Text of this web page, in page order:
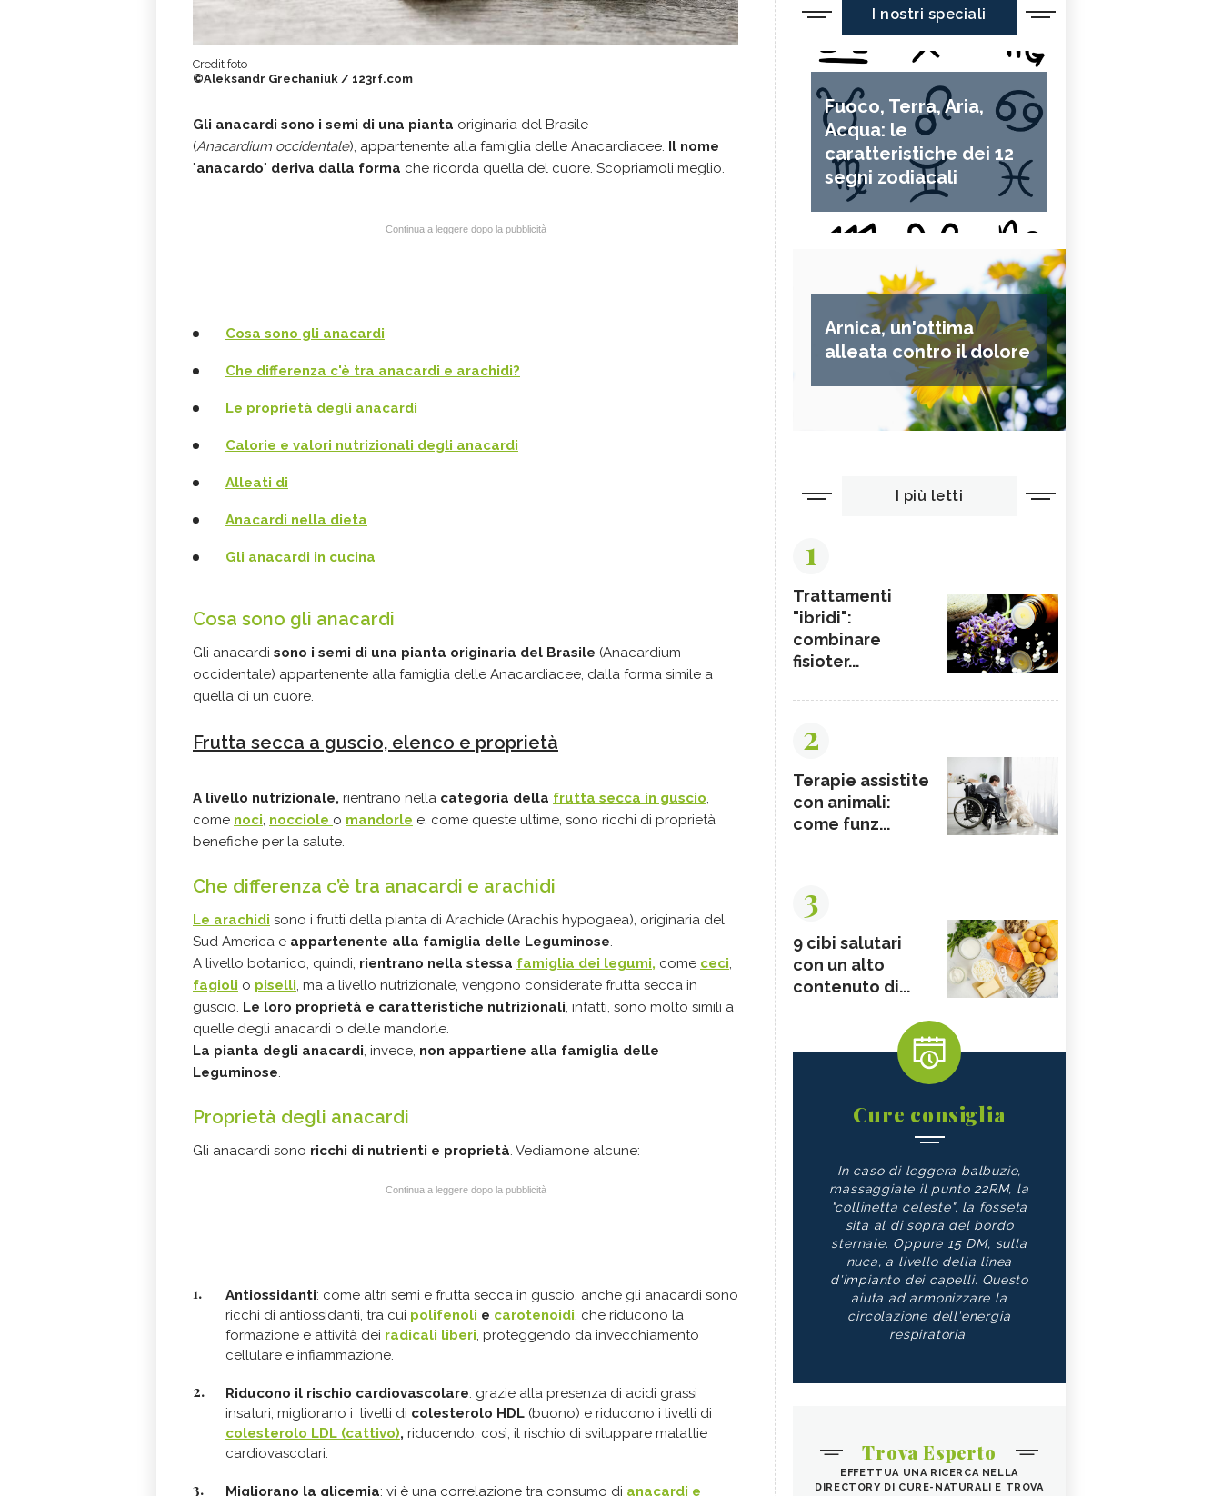
Credit foto
©Aleksandr Grechaniuk / 123rf.com
Gli anacardi sono i semi di una pianta originaria del Brasile
(Anacardium occidentale), appartenente alla famiglia delle Anacardiacee. Il nome
"anacardo" deriva dalla forma che ricorda quella del cuore. Scopriamoli meglio.
Continua a leggere dopo la pubblicità
Cosa sono gli anacardi
Che differenza c'è tra anacardi e arachidi?
Le proprietà degli anacardi
Calorie e valori nutrizionali degli anacardi
Alleati di
Anacardi nella dieta
Gli anacardi in cucina
Cosa sono gli anacardi
Gli anacardi sono i semi di una pianta originaria del Brasile (Anacardium
occidentale) appartenente alla famiglia delle Anacardiacee, dalla forma simile a
quella di un cuore.
Frutta secca a guscio, elenco e proprietà
A livello nutrizionale, rientrano nella categoria della frutta secca in guscio,
come noci, nocciole o mandorle e, come queste ultime, sono ricchi di proprietà
benefiche per la salute.
Che differenza c’è tra anacardi e arachidi
Le arachidi sono i frutti della pianta di Arachide (Arachis hypogaea), originaria del
Sud America e appartenente alla famiglia delle Leguminose.
A livello botanico, quindi, rientrano nella stessa famiglia dei legumi, come ceci,
fagioli o piselli, ma a livello nutrizionale, vengono considerate frutta secca in
guscio. Le loro proprietà e caratteristiche nutrizionali, infatti, sono molto simili a
quelle degli anacardi o delle mandorle.
La pianta degli anacardi, invece, non appartiene alla famiglia delle
Leguminose.
Proprietà degli anacardi
Gli anacardi sono ricchi di nutrienti e proprietà. Vediamone alcune:
Continua a leggere dopo la pubblicità
Antiossidanti: come altri semi e frutta secca in guscio, anche gli anacardi sono
ricchi di antiossidanti, tra cui polifenoli e carotenoidi, che riducono la
formazione e attività dei radicali liberi, proteggendo da invecchiamento
cellulare e infiammazione.
Riducono il rischio cardiovascolare: grazie alla presenza di acidi grassi
insaturi, migliorano i livelli di colesterolo HDL (buono) e riducono i livelli di
colesterolo LDL (cattivo), riducendo, così, il rischio di sviluppare malattie
cardiovascolari.
Migliorano la glicemia: vi è una correlazione tra consumo di anacardi e
I nostri speciali
Fuoco, Terra, Aria,
Acqua: le
caratteristiche dei 12
segni zodiacali
Arnica, un'ottima
alleata contro il dolore
I più letti
1
Trattamenti
"ibridi":
combinare
fisioter...
2
Terapie assistite
con animali:
come funz...
3
9 cibi salutari
con un alto
contenuto di...
Cure consiglia
In caso di leggera balbuzie,
massaggiate il punto 22RM, la
"collinetta celeste", la fosseta
sita al di sopra del bordo
sternale. Oppure 15 DM, sulla
nuca, a livello della linea
d'impianto dei capelli. Questo
aiuta ad armonizzare la
circolazione dell'energia
respiratoria.
Trova Esperto
EFFETTUA UNA RICERCA NELLA
DIRECTORY DI CURE-NATURALI E TROVA